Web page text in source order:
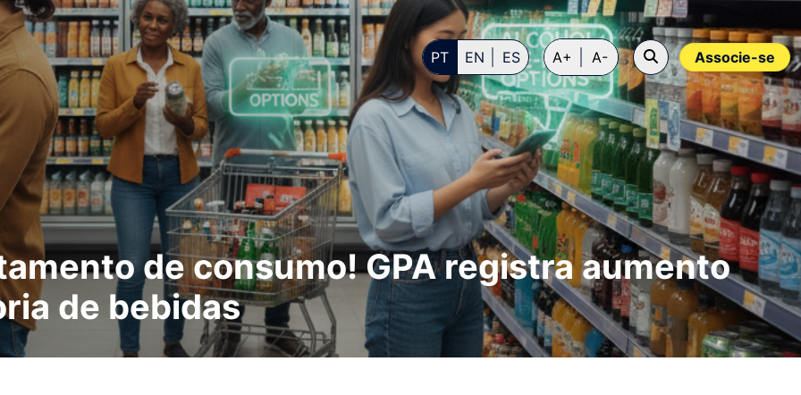
Associe-se
PT EN ES A+ A-
de consumo! GPA registra aumento
de bebidas